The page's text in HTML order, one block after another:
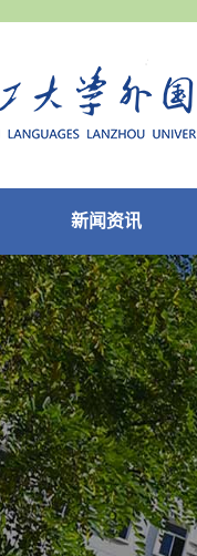
新闻资讯